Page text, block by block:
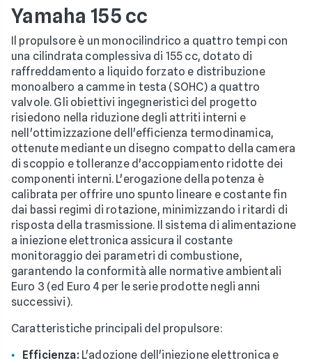
Yamaha 155 cc
Il propulsore è un monocilindrico a quattro tempi con
una cilindrata complessiva di 155 cc, dotato di
raffreddamento a liquido forzato e distribuzione
monoalbero a camme in testa (SOHC) a quattro
valvole. Gli obiettivi ingegneristici del progetto
risiedono nella riduzione degli attriti interni e
nell'ottimizzazione dell'efficienza termodinamica,
ottenute mediante un disegno compatto della camera
di scoppio e tolleranze d'accoppiamento ridotte dei
componenti interni. L'erogazione della potenza è
calibrata per offrire uno spunto lineare e costante fin
dai bassi regimi di rotazione, minimizzando i ritardi di
risposta della trasmissione. Il sistema di alimentazione
a iniezione elettronica assicura il costante
monitoraggio dei parametri di combustione,
garantendo la conformità alle normative ambientali
Euro 3 (ed Euro 4 per le serie prodotte negli anni
successivi).
Caratteristiche principali del propulsore:
Efficienza:L'adozione dell'iniezione elettronica e